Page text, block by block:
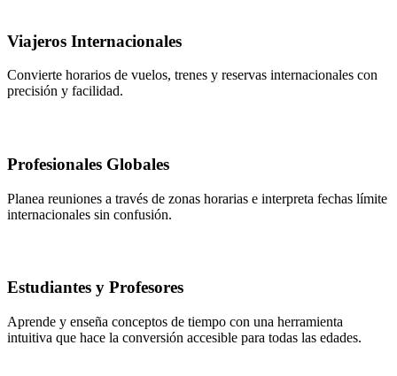
Viajeros Internacionales
Convierte horarios de vuelos, trenes y reservas internacionales con
precisión y facilidad.
Profesionales Globales
Planea reuniones a través de zonas horarias e interpreta fechas límite
internacionales sin confusión.
Estudiantes y Profesores
Aprende y enseña conceptos de tiempo con una herramienta
intuitiva que hace la conversión accesible para todas las edades.